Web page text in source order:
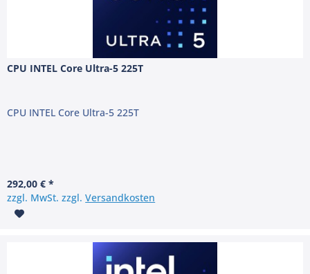
CPU INTEL Core Ultra-5 225T
CPU INTEL Core Ultra-5 225T
292,00 € *
zzgl. MwSt. zzgl.Versandkosten